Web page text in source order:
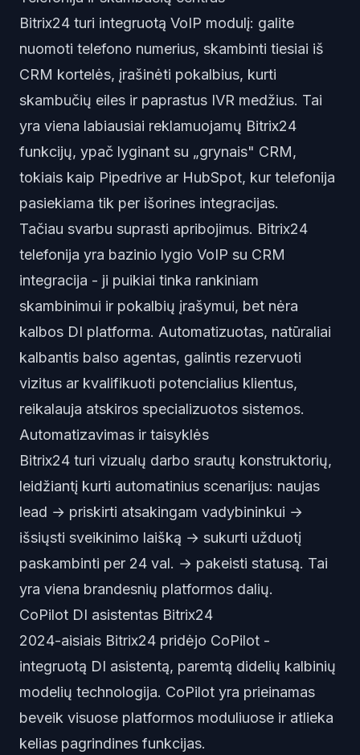
Bitrix24 turi integruotą VoIP modulį: galite
nuomoti telefono numerius, skambinti tiesiai iš
CRM kortelės, įrašinėti pokalbius, kurti
skambučių eiles ir paprastus IVR medžius. Tai
yra viena labiausiai reklamuojamų Bitrix24
funkcijų, ypač lyginant su „grynais" CRM,
tokiais kaip Pipedrive ar HubSpot, kur telefonija
pasiekiama tik per išorines integracijas.
Tačiau svarbu suprasti apribojimus. Bitrix24
telefonija yra bazinio lygio VoIP su CRM
integracija - ji puikiai tinka rankiniam
skambinimui ir pokalbių įrašymui, bet nėra
kalbos DI platforma. Automatizuotas, natūraliai
kalbantis balso agentas, galintis rezervuoti
vizitus ar kvalifikuoti potencialius klientus,
reikalauja atskiros specializuotos sistemos.
Automatizavimas ir taisyklės
Bitrix24 turi vizualų darbo srautų konstruktorių,
leidžiantį kurti automatinius scenarijus: naujas
lead → priskirti atsakingam vadybininkui →
išsiųsti sveikinimo laišką → sukurti užduotį
paskambinti per 24 val. → pakeisti statusą. Tai
yra viena brandesnių platformos dalių.
CoPilot DI asistentas Bitrix24
2024-aisiais Bitrix24 pridėjo CoPilot -
integruotą DI asistentą, paremtą didelių kalbinių
modelių technologija. CoPilot yra prieinamas
beveik visuose platformos moduliuose ir atlieka
kelias pagrindines funkcijas.